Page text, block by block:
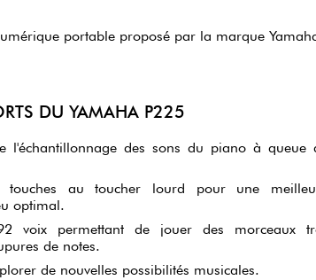
portable proposé par la marque
DU YAMAHA P225
l'échantillonnage des sons du piano à queue
au toucher lourd pour une
optimal.
voix permettant de jouer des morceaux
de notes.
de nouvelles possibilités musicales.